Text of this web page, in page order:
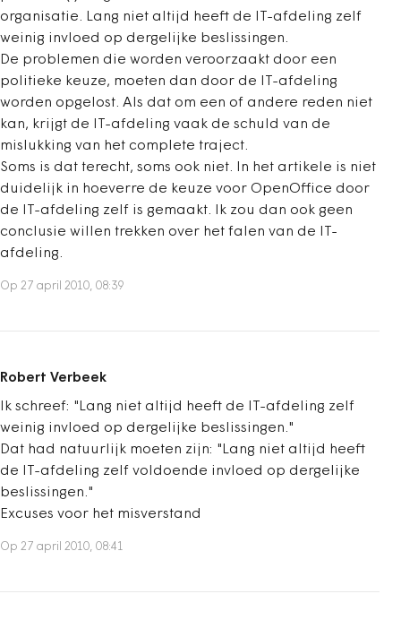
organisatie. Lang niet altijd heeft de IT-afdeling zelf
weinig invloed op dergelijke beslissingen.
De problemen die worden veroorzaakt door een
politieke keuze, moeten dan door de IT-afdeling
worden opgelost. Als dat om een of andere reden niet
kan, krijgt de IT-afdeling vaak de schuld van de
mislukking van het complete traject.
Soms is dat terecht, soms ook niet. In het artikele is niet
duidelijk in hoeverre de keuze voor OpenOffice door
de IT-afdeling zelf is gemaakt. Ik zou dan ook geen
conclusie willen trekken over het falen van de IT-
afdeling.
Op 27 april 2010, 08:39
Robert Verbeek
Ik schreef: "Lang niet altijd heeft de IT-afdeling zelf
weinig invloed op dergelijke beslissingen."
Dat had natuurlijk moeten zijn: "Lang niet altijd heeft
de IT-afdeling zelf voldoende invloed op dergelijke
beslissingen."
Excuses voor het misverstand
Op 27 april 2010, 08:41